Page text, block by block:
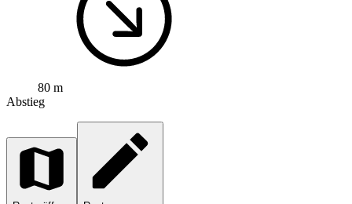
80 m
Abstieg